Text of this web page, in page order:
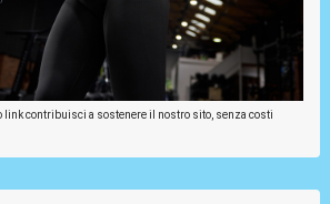
contribuisci a sostenere il nostro sito, senza costi